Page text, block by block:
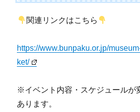
関連リンクはこちら
https://www.bunpaku.or.jp/
ket/
※イベント内容・スケジュールが
あります。